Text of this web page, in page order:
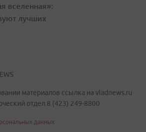
вселенная»:
лучших
материалов ссылка на vladnews.ru
отдел 8 (423) 249-8800
данных